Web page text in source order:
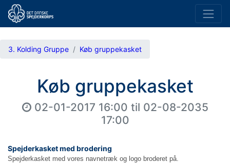
3. Kolding Gruppe Køb gruppekasket
Køb gruppekasket
02-01-2017 16:00 til 02-08-2035
17:00
Spejderkasket med brodering
Spejderkasket med vores navnetræk og logo broderet på.